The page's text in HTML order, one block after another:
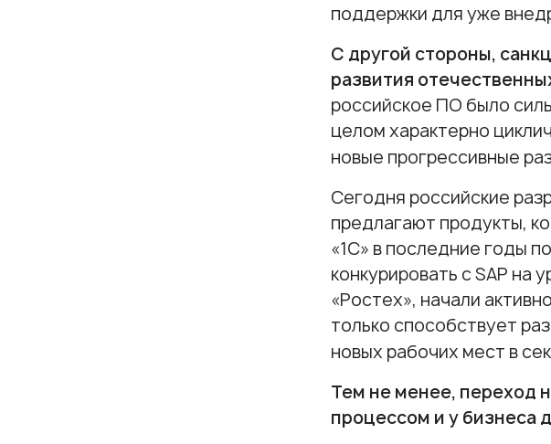
поддержки для уже
С другой стороны,
развития
российское ПО было
целом характерно
новые прогрессивные
Сегодня российские
предлагают продукты,
«1С» в последние годы
конкурировать с SAP на
«Ростех», начали
только способствует
новых рабочих мест в
Тем не менее, переход
процессом и у бизнеса